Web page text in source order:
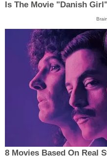
Is The Movie "Danish
8 Movies Based On Real